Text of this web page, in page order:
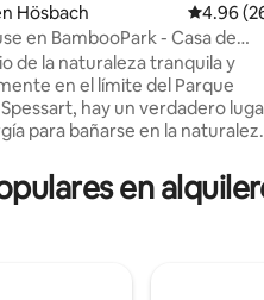
de 5, 248 reseñas
Hösbach
4.96
en BambooPark - Casa de
en Spessart -
de la naturaleza tranquila y
en el límite del Parque
hay un verdadero
para bañarse en la
con su
redonda, con materiales
en